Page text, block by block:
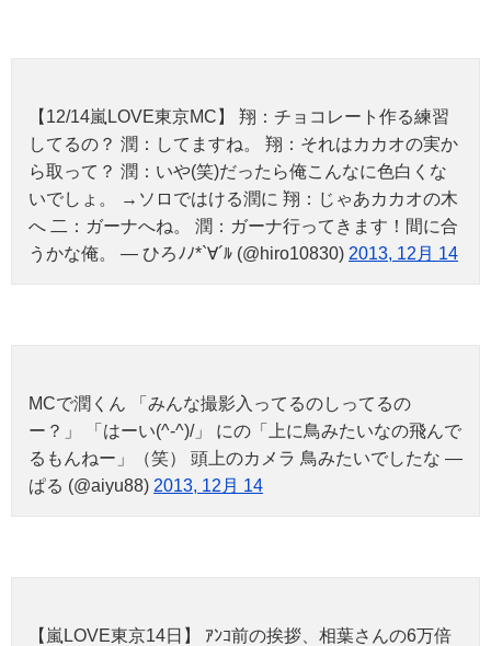
【12/14嵐LOVE東京MC】 翔：チョコレート作る練習
してるの？ 潤：してますね。 翔：それはカカオの実か
ら取って？ 潤：いや(笑)だったら俺こんなに色白くな
いでしょ。 →ソロではける潤に 翔：じゃあカカオの木
へ 二：ガーナへね。 潤：ガーナ行ってきます！間に合
うかな俺。 — ひろﾉﾉ*`∀´ﾙ (@hiro10830) 2013, 12月 14
MCで潤くん 「みんな撮影入ってるのしってるの
ー？」 「はーい(^-^)/」 にの「上に鳥みたいなの飛んで
るもんねー」（笑） 頭上のカメラ 鳥みたいでしたな —
ぱる (@aiyu88) 2013, 12月 14
【嵐LOVE東京14日】 ｱﾝｺ前の挨拶、相葉さんの6万倍